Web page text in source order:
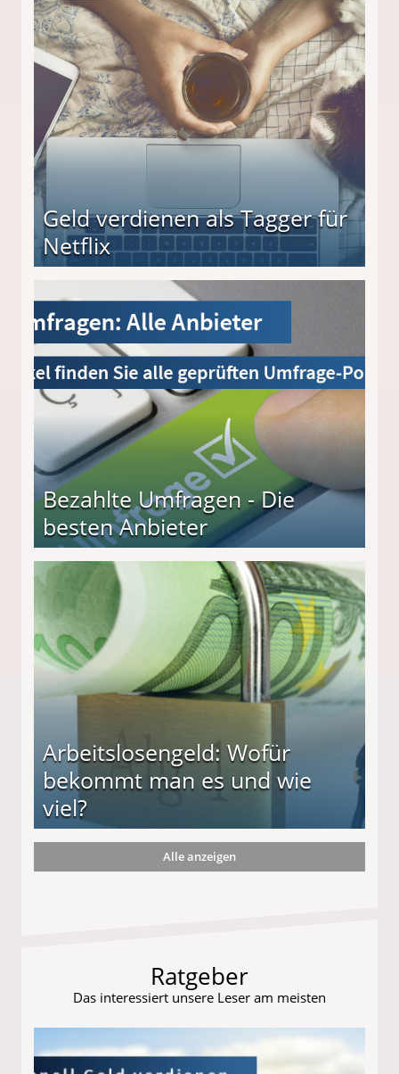
Geld verdienen als Tagger für
Netflix
Bezahlte Umfragen - Die
besten Anbieter
Arbeitslosengeld: Wofür
bekommt man es und wie
viel?
und wie viel?
Alle anzeigen
Ratgeber
Das interessiert unsere Leser am meisten